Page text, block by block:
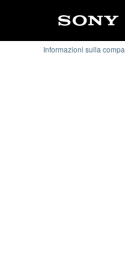
Informazioni sulla